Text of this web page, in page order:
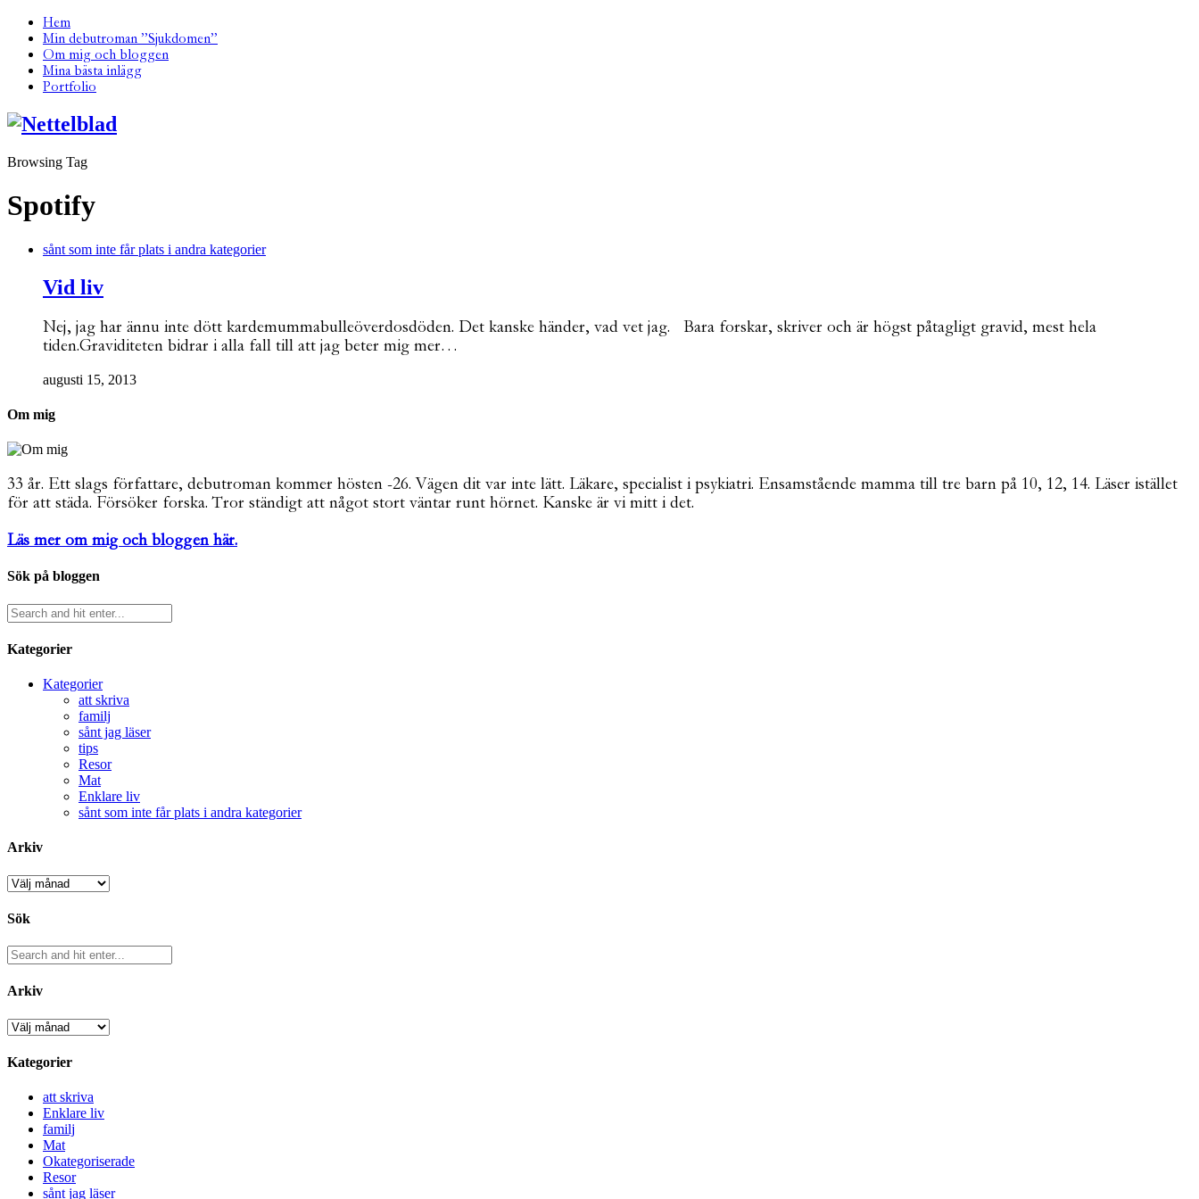
Hem
Min debutroman ”Sjukdomen”
Om mig och bloggen
Mina bästa inlägg
Portfolio
Browsing Tag
Spotify
sånt som inte får plats i andra kategorier
Vid liv
Nej, jag har ännu inte dött kardemummabulleöverdosdöden. Det kanske händer, vad vet jag. Bara forskar, skriver och är högst påtagligt gravid, mest hela
tiden.Graviditeten bidrar i alla fall till att jag beter mig mer…
augusti 15, 2013
Om mig
33 år. Ett slags författare, debutroman kommer hösten -26. Vägen dit var inte lätt. Läkare, specialist i psykiatri. Ensamstående mamma till tre barn på 10, 12, 14. Läser istället
för att städa. Försöker forska. Tror ständigt att något stort väntar runt hörnet. Kanske är vi mitt i det.
Läs mer om mig och bloggen här.
Sök på bloggen
Kategorier
Kategorier
att skriva
familj
sånt jag läser
tips
Resor
Mat
Enklare liv
sånt som inte får plats i andra kategorier
Arkiv
Arkiv
Sök
Arkiv
Arkiv
Kategorier
att skriva
Enklare liv
familj
Mat
Okategoriserade
Resor
sånt jag läser